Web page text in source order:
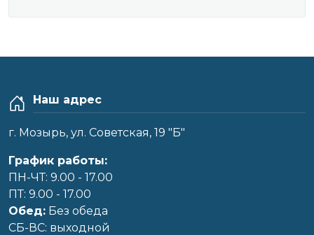
Наш адрес
г. Мозырь, ул. Советская, 19 "Б"
График работы:
ПН-ЧТ: 9.00 - 17.00
ПТ: 9.00 - 17.00
Обед: Без обеда
CБ-ВС: выходной